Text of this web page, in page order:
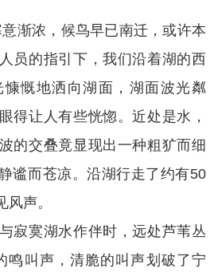
渐浓，候鸟早已南迁，或许本
员的指引下，我们沿着湖的西
慨地洒向湖面，湖面波光粼
得让人有些恍惚。近处是水，
的交叠竟显现出一种粗犷而细
谧而苍凉。沿湖行走了约有50
声。
寂寞湖水作伴时，远处芦苇丛
鸣叫声，清脆的叫声划破了宁